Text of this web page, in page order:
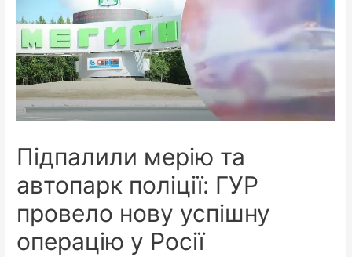
Підпалили мерію та
автопарк поліції: ГУР
провело нову успішну
операцію у Росії